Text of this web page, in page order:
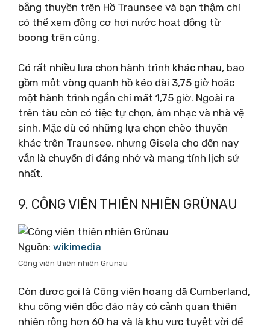
bằng thuyền trên Hồ Traunsee và bạn thậm chí
có thể xem động cơ hơi nước hoạt động từ
boong trên cùng.
Có rất nhiều lựa chọn hành trình khác nhau, bao
gồm một vòng quanh hồ kéo dài 3,75 giờ hoặc
một hành trình ngắn chỉ mất 1,75 giờ. Ngoài ra
trên tàu còn có tiệc tự chọn, âm nhạc và nhà vệ
sinh. Mặc dù có những lựa chọn chèo thuyền
khác trên Traunsee, nhưng Gisela cho đến nay
vẫn là chuyến đi đáng nhớ và mang tính lịch sử
nhất.
9. CÔNG VIÊN THIÊN NHIÊN GRÜNAU
Nguồn: wikimedia
Công viên thiên nhiên Grünau
Còn được gọi là Công viên hoang dã Cumberland,
khu công viên độc đáo này có cảnh quan thiên
nhiên rộng hơn 60 ha và là khu vực tuyệt vời để